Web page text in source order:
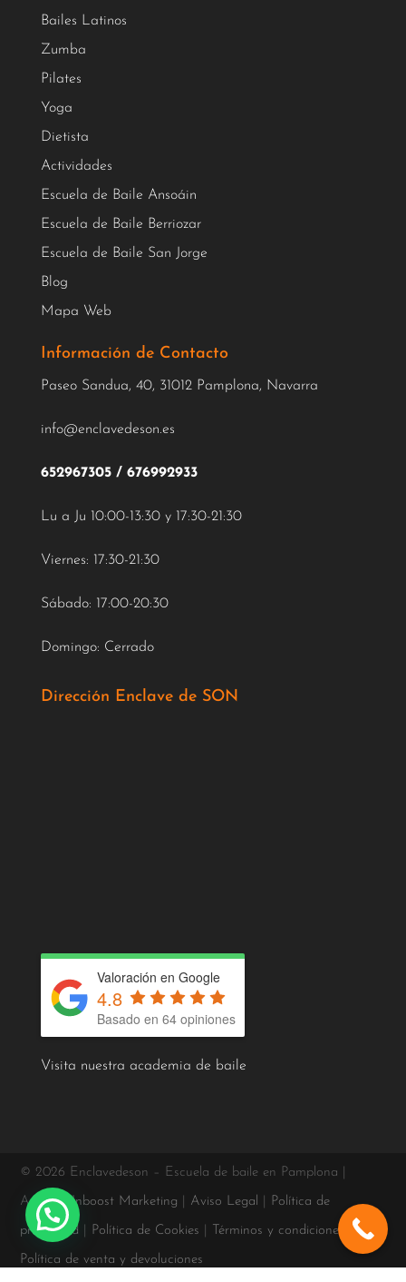
Bailes Latinos
Zumba
Pilates
Yoga
Dietista
Actividades
Escuela de Baile Ansoáin
Escuela de Baile Berriozar
Escuela de Baile San Jorge
Blog
Mapa Web
Información de Contacto
Paseo Sandua, 40, 31012 Pamplona, Navarra
info@enclavedeson.es
652967305/ 676992933
Lu a Ju 10:00-13:30 y 17:30-21:30
Viernes: 17:30-21:30
Sábado: 17:00-20:30
Domingo: Cerrado
Dirección Enclave de SON
Valoración en Google
4.8
Basado en 64 opiniones
Visita nuestra academia de baile
© 2026 Enclavedeson – Escuela de baile en Pamplona |
AgenciaInboost Marketing Aviso Legal Política de
privacidad Política de Cookies Términos y condiciones |
Política de venta y devoluciones